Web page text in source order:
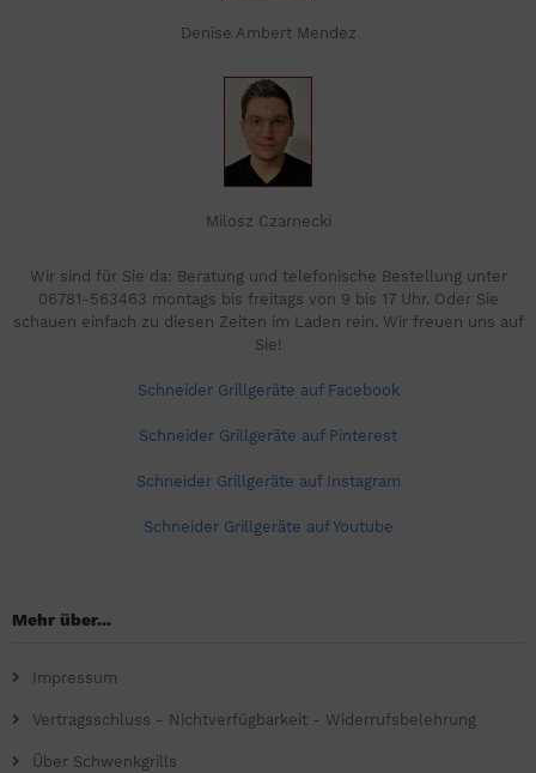
Denise Ambert Mendez
Milosz Czarnecki
Wir sind für Sie da: Beratung und telefonische Bestellung unter
06781-563463 montags bis freitags von 9 bis 17 Uhr. Oder Sie
schauen einfach zu diesen Zeiten im Laden rein. Wir freuen uns auf
Sie!
Schneider Grillgeräte auf Facebook
Schneider Grillgeräte auf Pinterest
Schneider Grillgeräte auf Instagram
Schneider Grillgeräte auf Youtube
Mehr über...
Impressum
Vertragsschluss - Nichtverfügbarkeit - Widerrufsbelehrung
Über Schwenkgrills